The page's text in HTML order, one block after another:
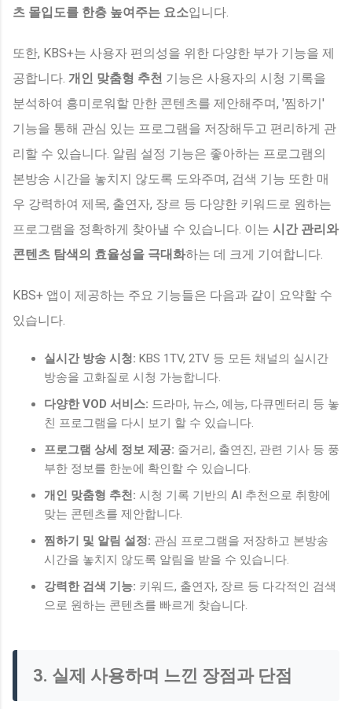
츠 몰입도를 한층 높여주는 요소입니다.
또한, KBS+는 사용자 편의성을 위한 다양한 부가 기능을 제
공합니다. 개인 맞춤형 추천 기능은 사용자의 시청 기록을
분석하여 흥미로워할 만한 콘텐츠를 제안해주며, '찜하기'
기능을 통해 관심 있는 프로그램을 저장해두고 편리하게 관
리할 수 있습니다. 알림 설정 기능은 좋아하는 프로그램의
본방송 시간을 놓치지 않도록 도와주며, 검색 기능 또한 매
우 강력하여 제목, 출연자, 장르 등 다양한 키워드로 원하는
프로그램을 정확하게 찾아낼 수 있습니다. 이는 시간 관리와
콘텐츠 탐색의 효율성을 극대화하는 데 크게 기여합니다.
KBS+ 앱이 제공하는 주요 기능들은 다음과 같이 요약할 수
있습니다.
실시간 방송 시청: KBS 1TV, 2TV 등 모든 채널의 실시간
방송을 고화질로 시청 가능합니다.
다양한 VOD 서비스: 드라마, 뉴스, 예능, 다큐멘터리 등 놓
친 프로그램을 다시 보기 할 수 있습니다.
프로그램 상세 정보 제공: 줄거리, 출연진, 관련 기사 등 풍
부한 정보를 한눈에 확인할 수 있습니다.
개인 맞춤형 추천: 시청 기록 기반의 AI 추천으로 취향에
맞는 콘텐츠를 제안합니다.
찜하기 및 알림 설정: 관심 프로그램을 저장하고 본방송
시간을 놓치지 않도록 알림을 받을 수 있습니다.
강력한 검색 기능: 키워드, 출연자, 장르 등 다각적인 검색
으로 원하는 콘텐츠를 빠르게 찾습니다.
3. 실제 사용하며 느낀 장점과 단점